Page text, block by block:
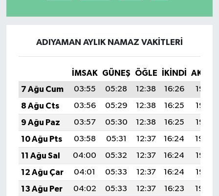
ADIYAMAN AYLIK NAMAZ VAKITLERI
İMSAK GÜNEŞ ÖĞLE İKINDI
7 Ağu Cum
03:55 05:28 12:38 16:26
19:37
8 Ağu Cts
03:56 05:29 12:38 16:25
19:36
9 Ağu Paz
03:57 05:30 12:38 16:25
19:35
10 Ağu Pts
03:58 05:31 12:37 16:24
19:34
11 Ağu Sal
04:00 05:32 12:37 16:24
19:33
12 Ağu Çar
04:01 05:33 12:37 16:24
19:32
13 Ağu Per
04:02 05:33 12:37 16:23
19:30